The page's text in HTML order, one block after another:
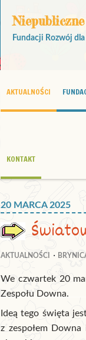
Fundacji Rozwój dla
AKTUALNOŚCI
KONTAKT
20 MARCA 2025
AKTUALNOŚCI
We czwartek 20
Zespołu Downa.
Ideą tego święta
z zespołem